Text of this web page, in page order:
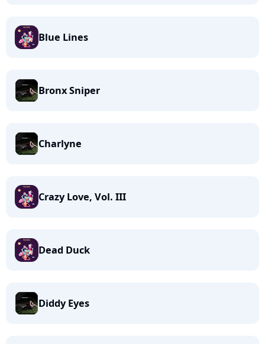
Blue Lines
Bronx Sniper
Charlyne
Crazy Love, Vol. III
Dead Duck
Diddy Eyes